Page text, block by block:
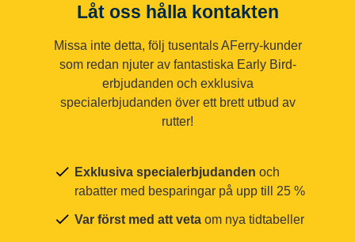
Låt oss hålla kontakten
Missa inte detta, följ tusentals AFerry-kunder
som redan njuter av fantastiska Early Bird-
erbjudanden och exklusiva
specialerbjudanden över ett brett utbud av
rutter!
Exklusiva specialerbjudanden och
rabatter med besparingar på upp till 25 %
Var först med att veta om nya tidtabeller